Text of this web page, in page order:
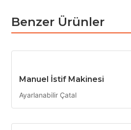
Benzer Ürünler
Manuel İstif Makinesi
Ayarlanabilir Çatal